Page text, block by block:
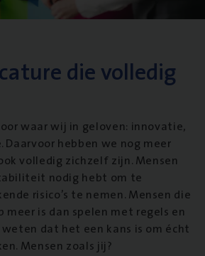
die volledig
waar wij in geloven: innovatie,
hebben we nog meer
volledig zichzelf zijn. Mensen
nodig hebt om te
risico’s te nemen. Mensen die
is dan spelen met regels en
dat het een kans is om écht
Mensen zoals jij?